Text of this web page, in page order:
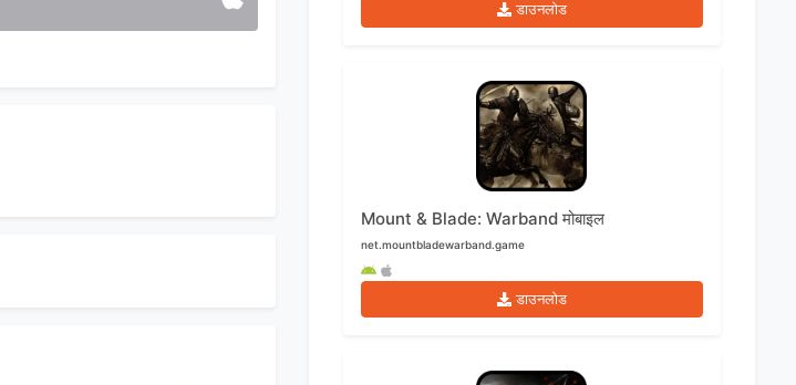
डाउनलोड
Mount & Blade: Warband मोबाइल
net.mountbladewarband.game
डाउनलोड